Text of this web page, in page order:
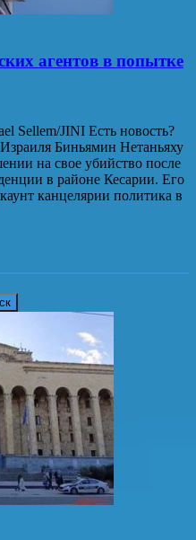
агентов в попытке
Sellem/JINI Есть новость?
Биньямин Нетаньяху
на свое убийство после
в районе Кесарии. Его
канцелярии политика в